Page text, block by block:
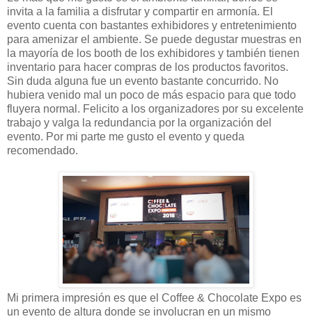
invita a la familia a disfrutar y compartir en armonía. El
evento cuenta con bastantes exhibidores y entretenimiento
para amenizar el ambiente. Se puede degustar muestras en
la mayoría de los booth de los exhibidores y también tienen
inventario para hacer compras de los productos favoritos.
Sin duda alguna fue un evento bastante concurrido. No
hubiera venido mal un poco de más espacio para que todo
fluyera normal. Felicito a los organizadores por su excelente
trabajo y valga la redundancia por la organización del
evento. Por mi parte me gusto el evento y queda
recomendado.
Mi primera impresión es que el Coffee & Chocolate Expo es
un evento de altura donde se involucran en un mismo